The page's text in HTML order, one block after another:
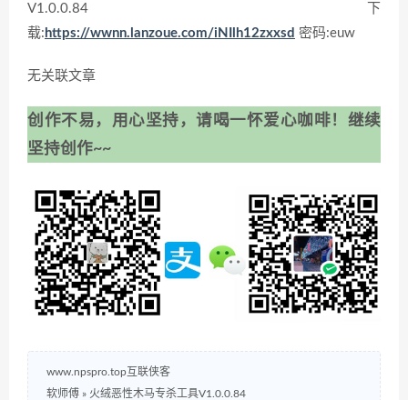
V1.0.0.84 下
载: https://wwnn.lanzoue.com/iNIlh12zxxsd 密码:euw
无关联文章
创作不易，用心坚持，请喝一怀爱心咖啡！继续
坚持创作~~
www.npspro.top互联侠客
软师傅 » 火绒恶性木马专杀工具V1.0.0.84